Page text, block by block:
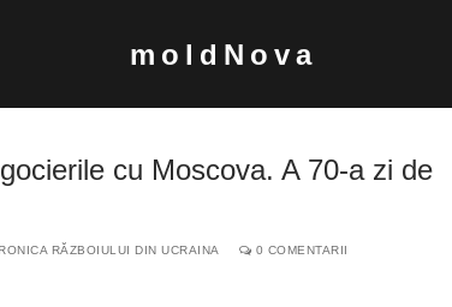
moldNova
cu Moscova. A 70-a zi de
RĂZBOIULUI DIN UCRAINA 0 COMENTARII